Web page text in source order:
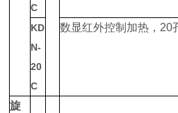
C
KD
N-
20
C
数显红外控制加热，20
旋